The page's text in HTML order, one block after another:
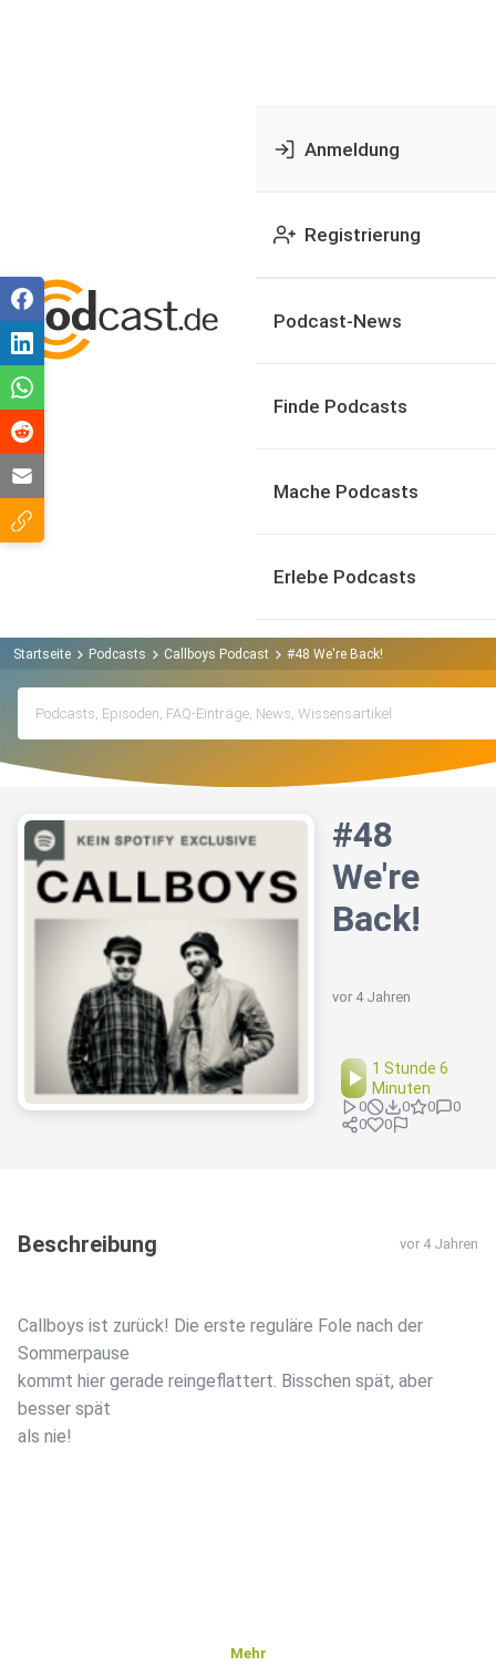
Anmeldung
Registrierung
Podcast-News
Finde Podcasts
Mache Podcasts
Erlebe Podcasts
Startseite Podcasts Callboys Podcast #48 We're Back!
#48
We're
Back!
vor 4 Jahren
1 Stunde 6
Minuten
0 0 0
0
0
0
Beschreibung vor 4 Jahren
Callboys ist zurück! Die erste reguläre Fole nach der
Sommerpause
kommt hier gerade reingeflattert. Bisschen spät, aber
besser spät
als nie!
Mehr